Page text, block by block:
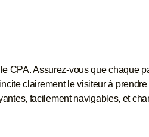
CPA. Assurez-vous que chaque
clairement le visiteur à
facilement navigables, et